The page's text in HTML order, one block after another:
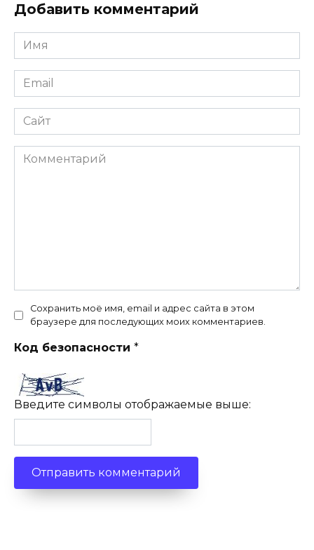
Добавить комментарий
Имя
*
Email
*
Сайт
Комментарий
Сохранить моё имя, email и адрес сайта в этом
браузере для последующих моих комментариев.
Код безопасности *
Введите символы отображаемые выше: